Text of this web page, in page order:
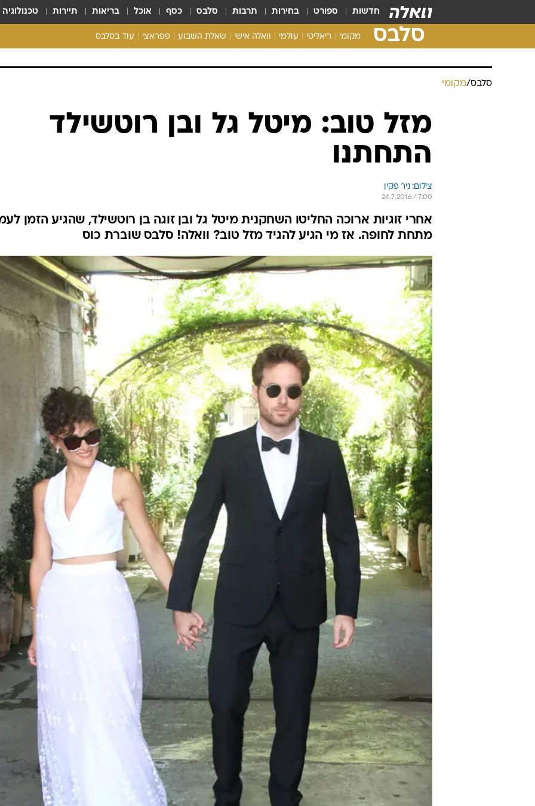
חדשות ספורט בחירות תרבות סלבס כסף אוכל בריאות תיירות טכנולוגיה
סלבס מקומי ריאליטי עולמי וואלה אישי שאלת השבוע פפראצי עוד בסלבס
רכלו לנו
מזל טוב: מיטל גל ובן רוטשילד
התחתנו
צילום: ניר פקין
24.7.2016 / 7:00
אחרי זוגיות ארוכה החליטו השחקנית מיטל גל ובן זוגה בן רוטשילד, שהגיע הזמן
מתחת לחופה. אז מי הגיע להגיד מזל טוב? וואלה! סלבס שוברת כוס